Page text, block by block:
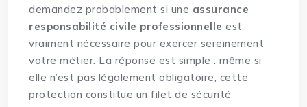
demandez probablement si une assurance
responsabilité civile professionnelle est
vraiment nécessaire pour exercer sereinement
votre métier. La réponse est simple : même si
elle n’est pas légalement obligatoire, cette
protection constitue un filet de sécurité